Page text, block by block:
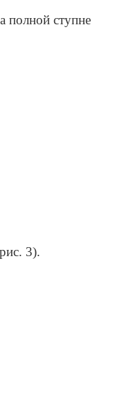
полной ступне
3).